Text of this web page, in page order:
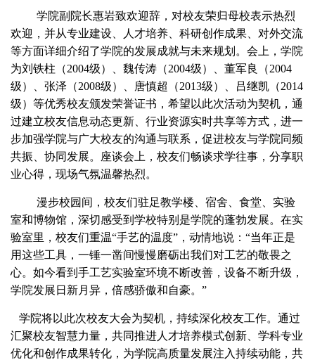
学院副院长惠岩致欢迎辞，对校友荣归母校表示热烈
欢迎，并从专业建设、人才培养、科研创作成果、对外交流
等方面详细介绍了学院的发展成就与未来规划。会上，学院
为刘铁柱（2004级）、魏传涛（2004级）、董军良（2004
级）、张泽（2008级）、唐慎超（2013级）、吕继凯（2014
级）等优秀校友颁发荣誉证书，希望以此次活动为契机，通
过建立校友信息动态更新、行业资源实时共享等方式，进一
步加强学院与广大校友的沟通与联系，促进校友与学院同频
共振、协同发展。座谈会上，校友们畅谈求学往事，分享职
业心得，现场气氛温馨热烈。
漫步校园间，校友们驻足教学楼、宿舍、食堂、实验
室和博物馆，深切感受到学校特别是学院的蓬勃发展。在实
验室里，校友们重温“手艺的温度”，动情地说：“当年正是
用这些工具，一锤一凿间慢慢磨砺出我们对工艺的敬畏之
心。如今看到手工艺实验室环境不断改善，设备不断升级，
学院发展日新月异，倍感骄傲和自豪。”
学院将以此次校友大会为契机，持续深化校友工作。通过
汇聚校友智慧力量，共同推进人才培养模式创新、学科专业
优化和创作成果转化，为学院高质量发展注入持续动能，共